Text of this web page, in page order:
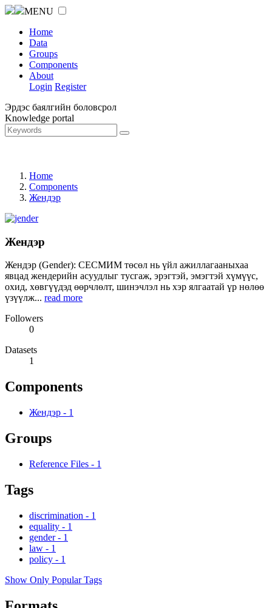
MENU
Home
Data
Groups
Components
About
Login Register
Эрдэс баялгийн боловсрол
Knowledge portal
Home
Components
Жендэр
Жендэр
Жендэр (Gender): СЕСМИМ төсөл нь үйл ажиллагааныхаа
явцад жендерийн асуудлыг тусгаж, эрэгтэй, эмэгтэй хүмүүс,
охид, хөвгүүдэд өөрчлөлт, шинэчлэл нь хэр ялгаатай үр нөлөө
үзүүлж... read more
Followers
0
Datasets
1
Components
Жендэр - 1
Groups
Reference Files - 1
Tags
discrimination - 1
equality - 1
gender - 1
law - 1
policy - 1
Show Only Popular Tags